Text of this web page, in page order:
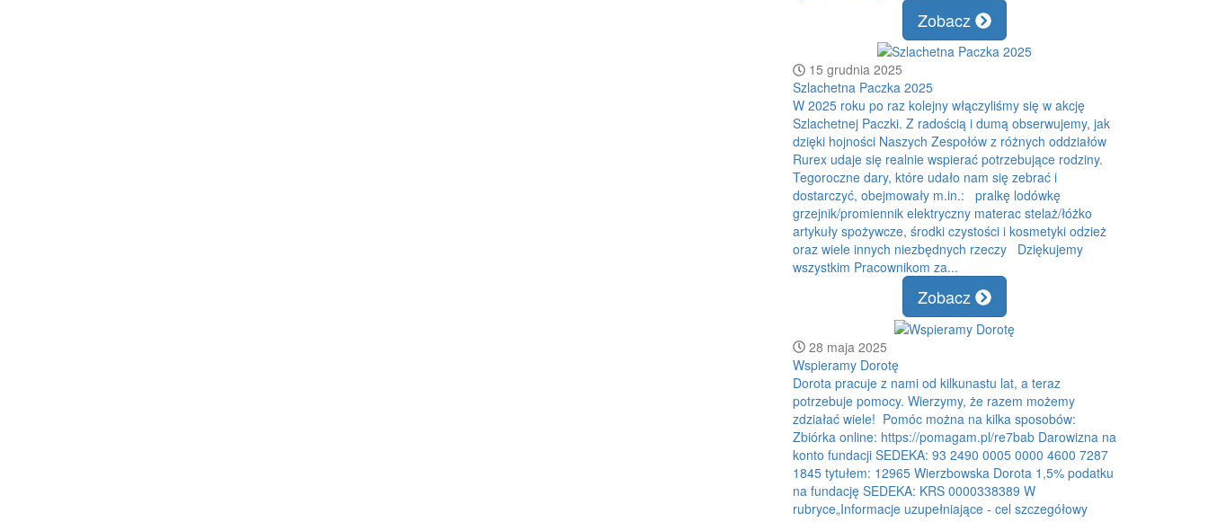
Zobacz
15 grudnia 2025
Szlachetna Paczka 2025
W 2025 roku po raz kolejny włączyliśmy się w akcję
Szlachetnej Paczki. Z radością i dumą obserwujemy, jak
dzięki hojności Naszych Zespołów z różnych oddziałów
Rurex udaje się realnie wspierać potrzebujące rodziny.
Tegoroczne dary, które udało nam się zebrać i
dostarczyć, obejmowały m.in.: pralkę lodówkę
grzejnik/promiennik elektryczny materac stelaż/łóżko
artykuły spożywcze, środki czystości i kosmetyki odzież
oraz wiele innych niezbędnych rzeczy Dziękujemy
wszystkim Pracownikom za...
Zobacz
28 maja 2025
Wspieramy Dorotę
Dorota pracuje z nami od kilkunastu lat, a teraz
potrzebuje pomocy. Wierzymy, że razem możemy
zdziałać wiele! Pomóc można na kilka sposobów:
Zbiórka online: https://pomagam.pl/re7bab Darowizna na
konto fundacji SEDEKA: 93 2490 0005 0000 4600 7287
1845 tytułem: 12965 Wierzbowska Dorota 1,5% podatku
na fundację SEDEKA: KRS 0000338389 W
rubryce„Informacje uzupełniające - cel szczegółowy